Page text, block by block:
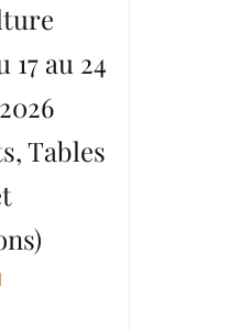
17 au 24
Tables